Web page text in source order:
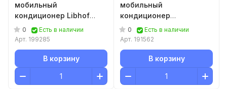
мобильный
кондиционер Libhof
ВР-312
0
Есть в наличии
Арт. 199285
В корзину
мобильный
кондиционер
MobileComfort MC3000U
0
Есть в наличии
Арт. 191562
В корзину